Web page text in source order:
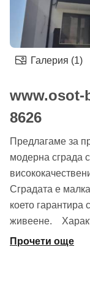
Галерия (1)
www.osot-
8626
Предлагаме за
модерна сграда
Сградата е
което гарантира
живеене.
Прочети още